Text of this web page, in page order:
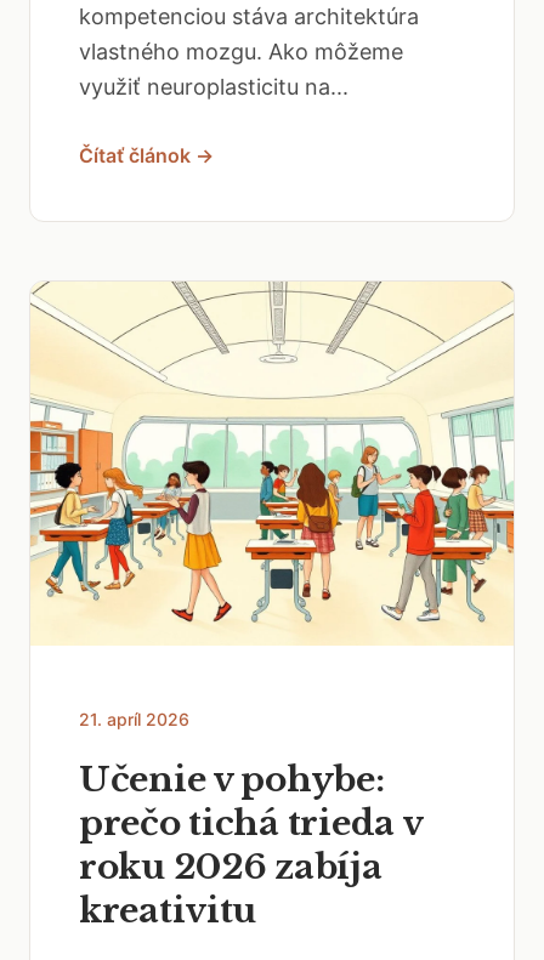
kompetenciou stáva architektúra
vlastného mozgu. Ako môžeme
využiť neuroplasticitu na...
Čítať článok →
21. apríl 2026
Učenie v pohybe:
prečo tichá trieda v
roku 2026 zabíja
kreativitu